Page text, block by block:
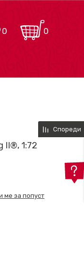
0
0
II®, 1:72
ме за попуст
Спореди